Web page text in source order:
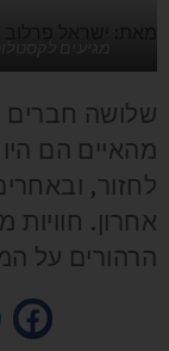
מגיעים
שלושה חברים
מהאיים הם
לחזור,
אחרון.
הרהורים על